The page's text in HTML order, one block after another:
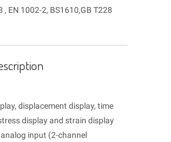
EN 1002-2, BS1610,GB T228
displacement display, time
display and strain display
input (2-channel